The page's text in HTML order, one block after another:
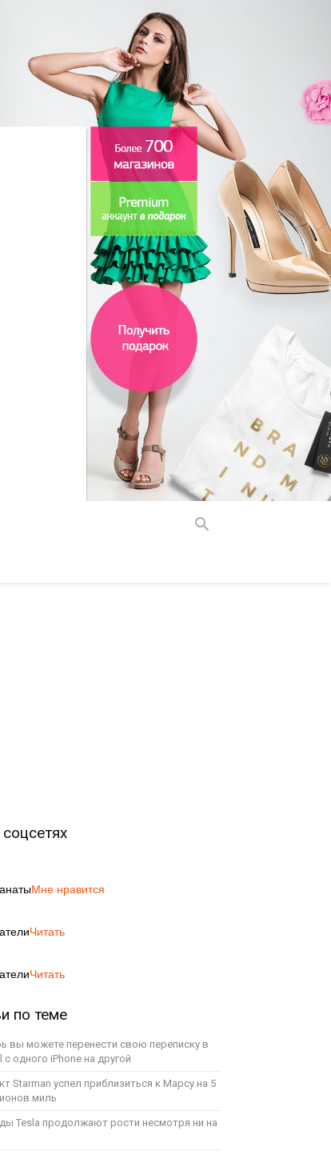
Мне нравится
Читать
Читать
по теме
вы можете перенести свою переписку в
с одного iPhone на другой
Starman успел приблизиться к Марсу на 5
миль
Tesla продолжают рости несмотря ни на